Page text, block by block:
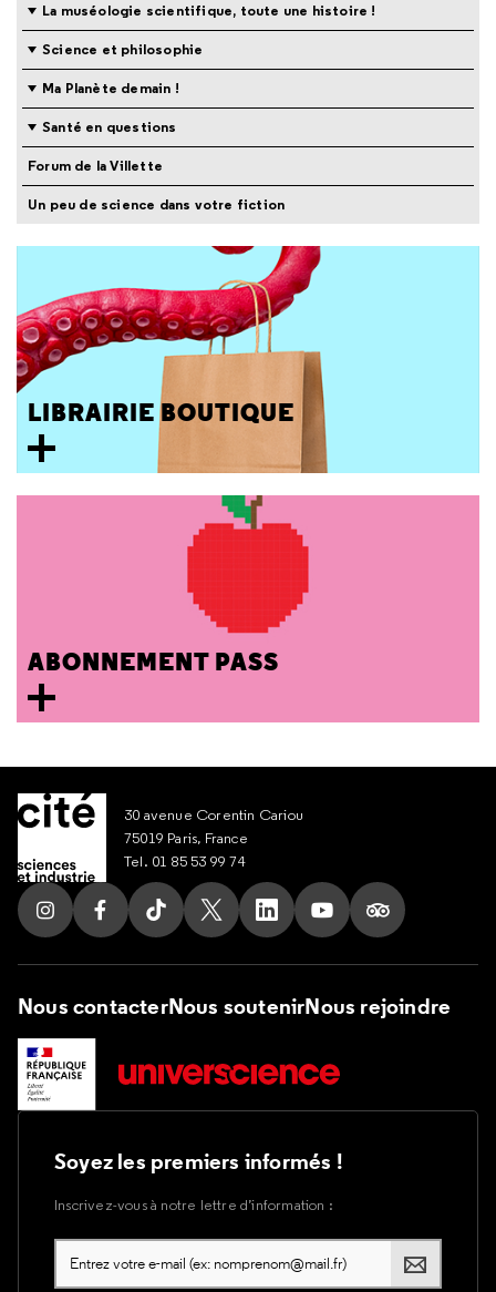
La muséologie scientifique, toute une histoire !
Science et philosophie
Ma Planète demain !
Santé en questions
Forum de la Villette
Un peu de science dans votre fiction
LIBRAIRIE BOUTIQUE
ABONNEMENT PASS
30 avenue Corentin Cariou
75019 Paris, France
Tel. 01 85 53 99 74
Suivez nous sur Instagram
Suivez nous sur Facebook
Suivez nous sur Tik Tok
Suivez nous sur X
Suivez nous sur LinkedIn
Suivez nous sur
Suivez nous
Nous contacterNous soutenirNous rejoindre
Soyez les premiers informés !
Inscrivez-vous à notre lettre d’information :